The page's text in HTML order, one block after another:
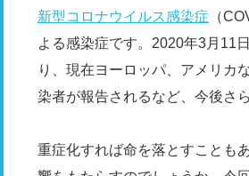
新型コロナウイルス感染症 （
よる感染症です。2020年3月11
り、現在ヨーロッパ、アメリカ
染者が報告されるなど、今後さ
重症化すれば命を落とすことも